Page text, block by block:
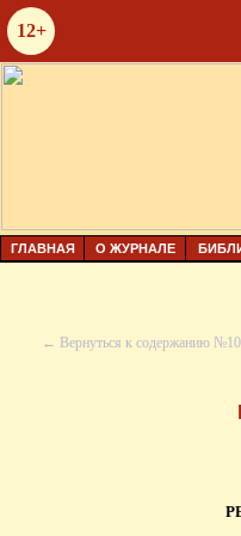
12+
ГЛАВНАЯ О ЖУРНАЛЕ
← Вернуться к содержанию №10